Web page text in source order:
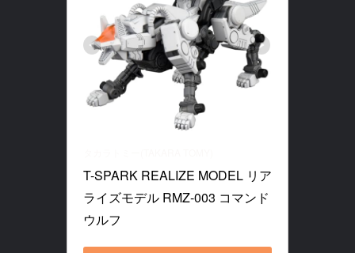
T-SPARK REALIZE MODEL リア
ライズモデル RMZ-003 コマンド
ウルフ